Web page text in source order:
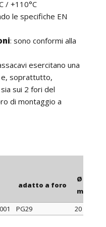
/ +110°C
le specifiche EN
: sono conformi alla
esercitano una
soprattutto,
sui 2 fori del
di montaggio a
vanno montati nel
il cono o la base
fino a rompere la
infine, il cavo va
adatto a foro
Ø est.
mm
PG29
20 - 26